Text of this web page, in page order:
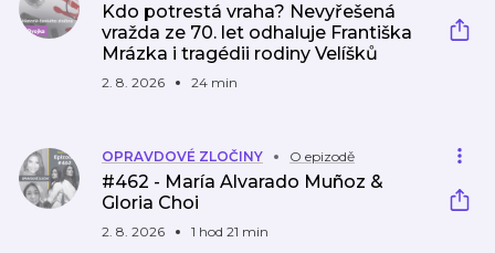
Kdo potrestá vraha? Nevyřešená
vražda ze 70. let odhaluje Františka
Mrázka i tragédii rodiny Velíšků
2. 8. 2026 24 min
OPRAVDOVÉ ZLOČINY O epizodě
#462 - María Alvarado Muñoz &
Gloria Choi
2. 8. 2026 1 hod 21 min